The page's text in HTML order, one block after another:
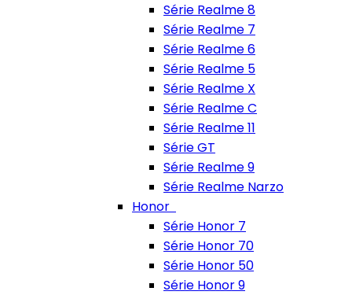
Série Realme 8
Série Realme 7
Série Realme 6
Série Realme 5
Série Realme X
Série Realme C
Série Realme 11
Série GT
Série Realme 9
Série Realme Narzo
Honor
Série Honor 7
Série Honor 70
Série Honor 50
Série Honor 9